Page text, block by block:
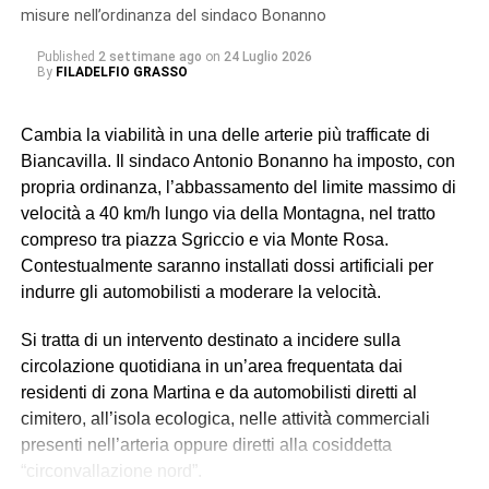
breve termine». Il tempo previsto per la riparazione è
misure nell’ordinanza del sindaco Bonanno
Published 2 settimane ago on 24 Luglio 2026
By FILADELFIO GRASSO
Cambia la viabilità in una delle arterie più trafficate di
Biancavilla. Il sindaco Antonio Bonanno ha imposto, con
propria ordinanza, l’abbassamento del limite massimo di
velocità a 40 km/h lungo via della Montagna, nel tratto
compreso tra piazza Sgriccio e via Monte Rosa.
Contestualmente saranno installati dossi artificiali per
indurre gli automobilisti a moderare la velocità.
Si tratta di un intervento destinato a incidere sulla
circolazione quotidiana in un’area frequentata dai
residenti di zona Martina e da automobilisti diretti al
cimitero, all’isola ecologica, nelle attività commerciali
presenti nell’arteria oppure diretti alla cosiddetta
“circonvallazione nord”.